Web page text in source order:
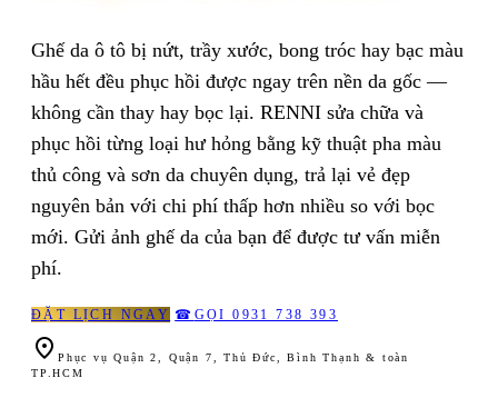
Ghế da ô tô bị nứt, trầy xước, bong tróc hay bạc màu
hầu hết đều phục hồi được ngay trên nền da gốc —
không cần thay hay bọc lại. RENNI sửa chữa và
phục hồi từng loại hư hỏng bằng kỹ thuật pha màu
thủ công và sơn da chuyên dụng, trả lại vẻ đẹp
nguyên bản với chi phí thấp hơn nhiều so với bọc
mới. Gửi ảnh ghế da của bạn để được tư vấn miễn
phí.
ĐẶT LỊCH NGAY ☎ GỌI 0931 738 393
 Phục vụ Quận 2, Quận 7, Thủ Đức, Bình Thạnh & toàn
TP.HCM